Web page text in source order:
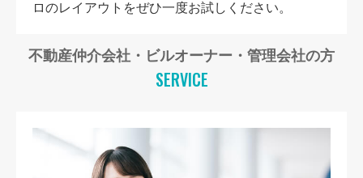
ロのレイアウトをぜひ一度お試しください。
不動産仲介会社・ビルオーナー・管理会社の方
SERVICE